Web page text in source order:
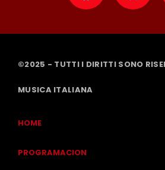
©2025 - TUTTI I DIRITTI SONO
MUSICA ITALIANA
HOME
PROGRAMACION